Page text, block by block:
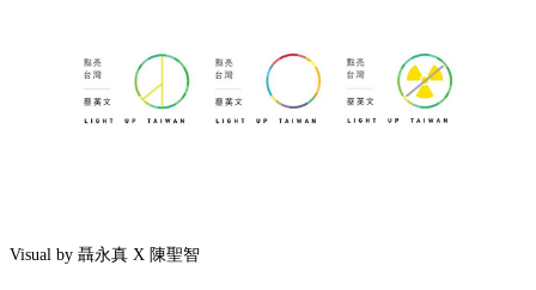
Visual by 聶永真 X 陳聖智